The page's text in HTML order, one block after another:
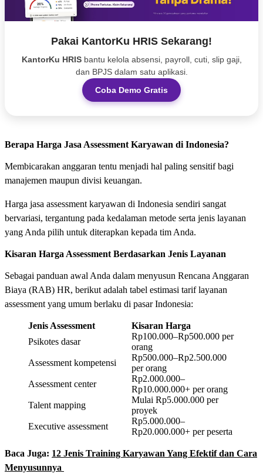
Pakai KantorKu HRIS Sekarang!
KantorKu HRISbantu kelola absensi, payroll, cuti, slip gaji,
dan BPJS dalam satu aplikasi.
Coba Demo Gratis
Berapa Harga Jasa Assessment Karyawan di Indonesia?
Membicarakan anggaran tentu menjadi hal paling sensitif bagi
manajemen maupun divisi keuangan.
Harga jasa assessment karyawan di Indonesia sendiri sangat
bervariasi, tergantung pada kedalaman metode serta jenis layanan
yang Anda pilih untuk diterapkan kepada tim Anda.
Kisaran Harga Assessment Berdasarkan Jenis Layanan
Sebagai panduan awal Anda dalam menyusun Rencana Anggaran
Biaya (RAB) HR, berikut adalah tabel estimasi tarif layanan
assessment yang umum berlaku di pasar Indonesia:
Jenis Assessment
Kisaran Harga
Psikotes dasar
Rp100.000–Rp500.000 per
orang
Assessment kompetensi
Rp500.000–Rp2.500.000
per orang
Assessment center
Rp2.000.000–
Rp10.000.000+ per orang
Talent mapping
Mulai Rp5.000.000 per
proyek
Executive assessment
Rp5.000.000–
Rp20.000.000+ per peserta
Baca Juga: 12 Jenis Training Karyawan Yang Efektif dan Cara
Menyusunnya